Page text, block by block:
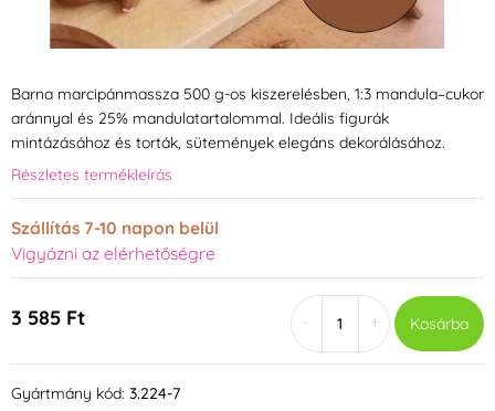
Barna marcipánmassza 500 g-os kiszerelésben, 1:3 mandula–cukor
aránnyal és 25% mandulatartalommal. Ideális figurák
mintázásához és torták, sütemények elegáns dekorálásához.
Részletes termékleírás
Szállítás 7-10 napon belül
Vigyázni az elérhetőségre
3 585 Ft + Kosárba
Gyártmány kód: 3.224-7